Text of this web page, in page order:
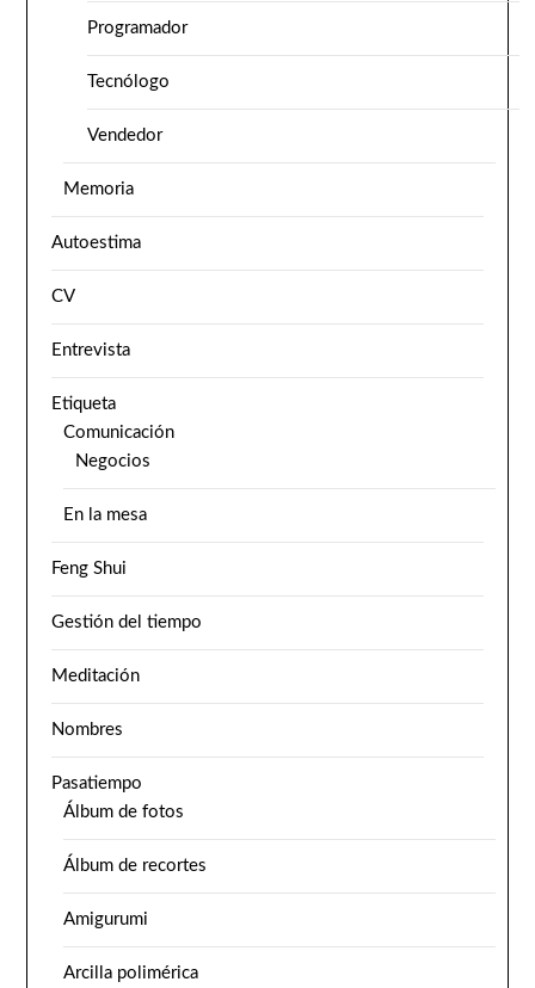
Programador
Tecnólogo
Vendedor
Memoria
Autoestima
CV
Entrevista
Etiqueta
Comunicación
Negocios
En la mesa
Feng Shui
Gestión del tiempo
Meditación
Nombres
Pasatiempo
Álbum de fotos
Álbum de recortes
Amigurumi
Arcilla polimérica